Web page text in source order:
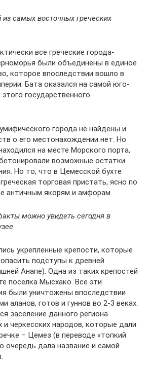
из самых восточных греческих
все греческие города-
были объединены в единое
которое впоследствии вошло в
Бата оказался на самой юго-
государственного
города не найдены и
о его местонахождении нет. Но
на месте Морского порта,
возможные остатки
Но то, что в Цемесской бухте
торговая пристать, ясно по
античным якорям и амфорам.
можно увидеть сегодня в
укрепленные крепости, которые
подступы к древней
Анапе). Одна из таких крепостей
поселка Мысхако. Все эти
были уничтожены впоследствии
аланов, готов и гуннов во 2-3 веках.
заселение данного региона
и черкесских народов, которые дали
– Цемез (в переводе «топкий
очередь дала название и самой